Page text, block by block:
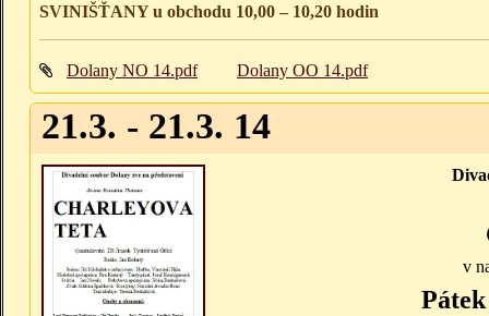
SVINIŠŤANY u obchodu 10,00 – 10,20 hodin
Dolany NO 14.pdf Dolany OO 14.pdf
21.3. - 21.3. 14
v